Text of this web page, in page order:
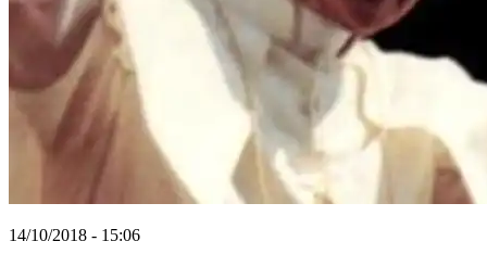
14/10/2018 - 15:06